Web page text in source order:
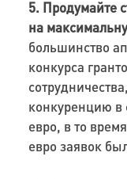
5. Продумайте
на
большинство
конкурса
конкуренцию в
евро, в то
евро заявок